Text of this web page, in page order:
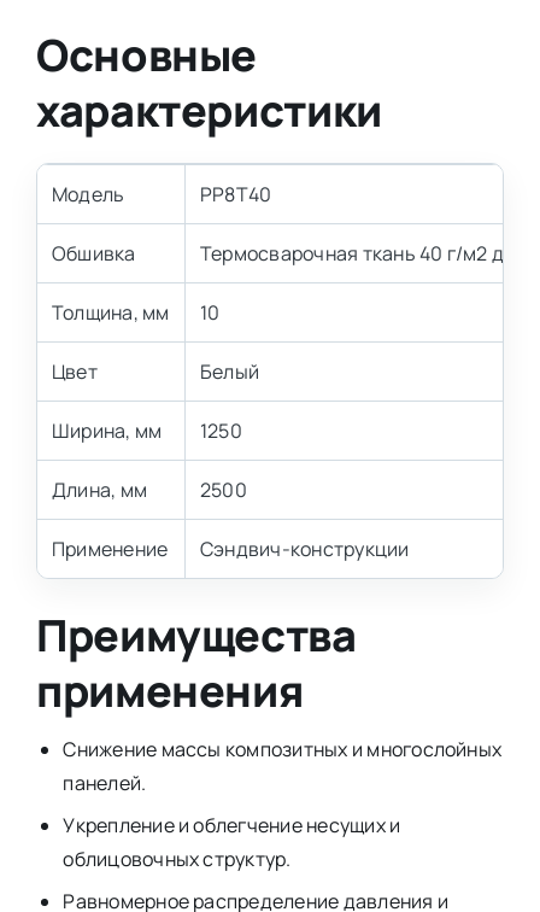
Основные
характеристики
Модель PP8T40
Обшивка Термосварочная ткань 40 г/м2 для
Толщина, мм 10
Цвет Белый
Ширина, мм 1250
Длина, мм 2500
Применение Сэндвич-конструкции
Преимущества
применения
Снижение массы композитных и многослойных
панелей.
Укрепление и облегчение несущих и
облицовочных структур.
Равномерное распределение давления и